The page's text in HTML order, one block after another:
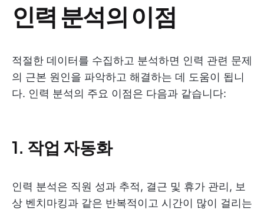
인력 분석의 이점
적절한 데이터를 수집하고 분석하면 인력 관련 문제
의 근본 원인을 파악하고 해결하는 데 도움이 됩니
다. 인력 분석의 주요 이점은 다음과 같습니다:
1. 작업 자동화
인력 분석은 직원 성과 추적, 결근 및 휴가 관리, 보
상 벤치마킹과 같은 반복적이고 시간이 많이 걸리는